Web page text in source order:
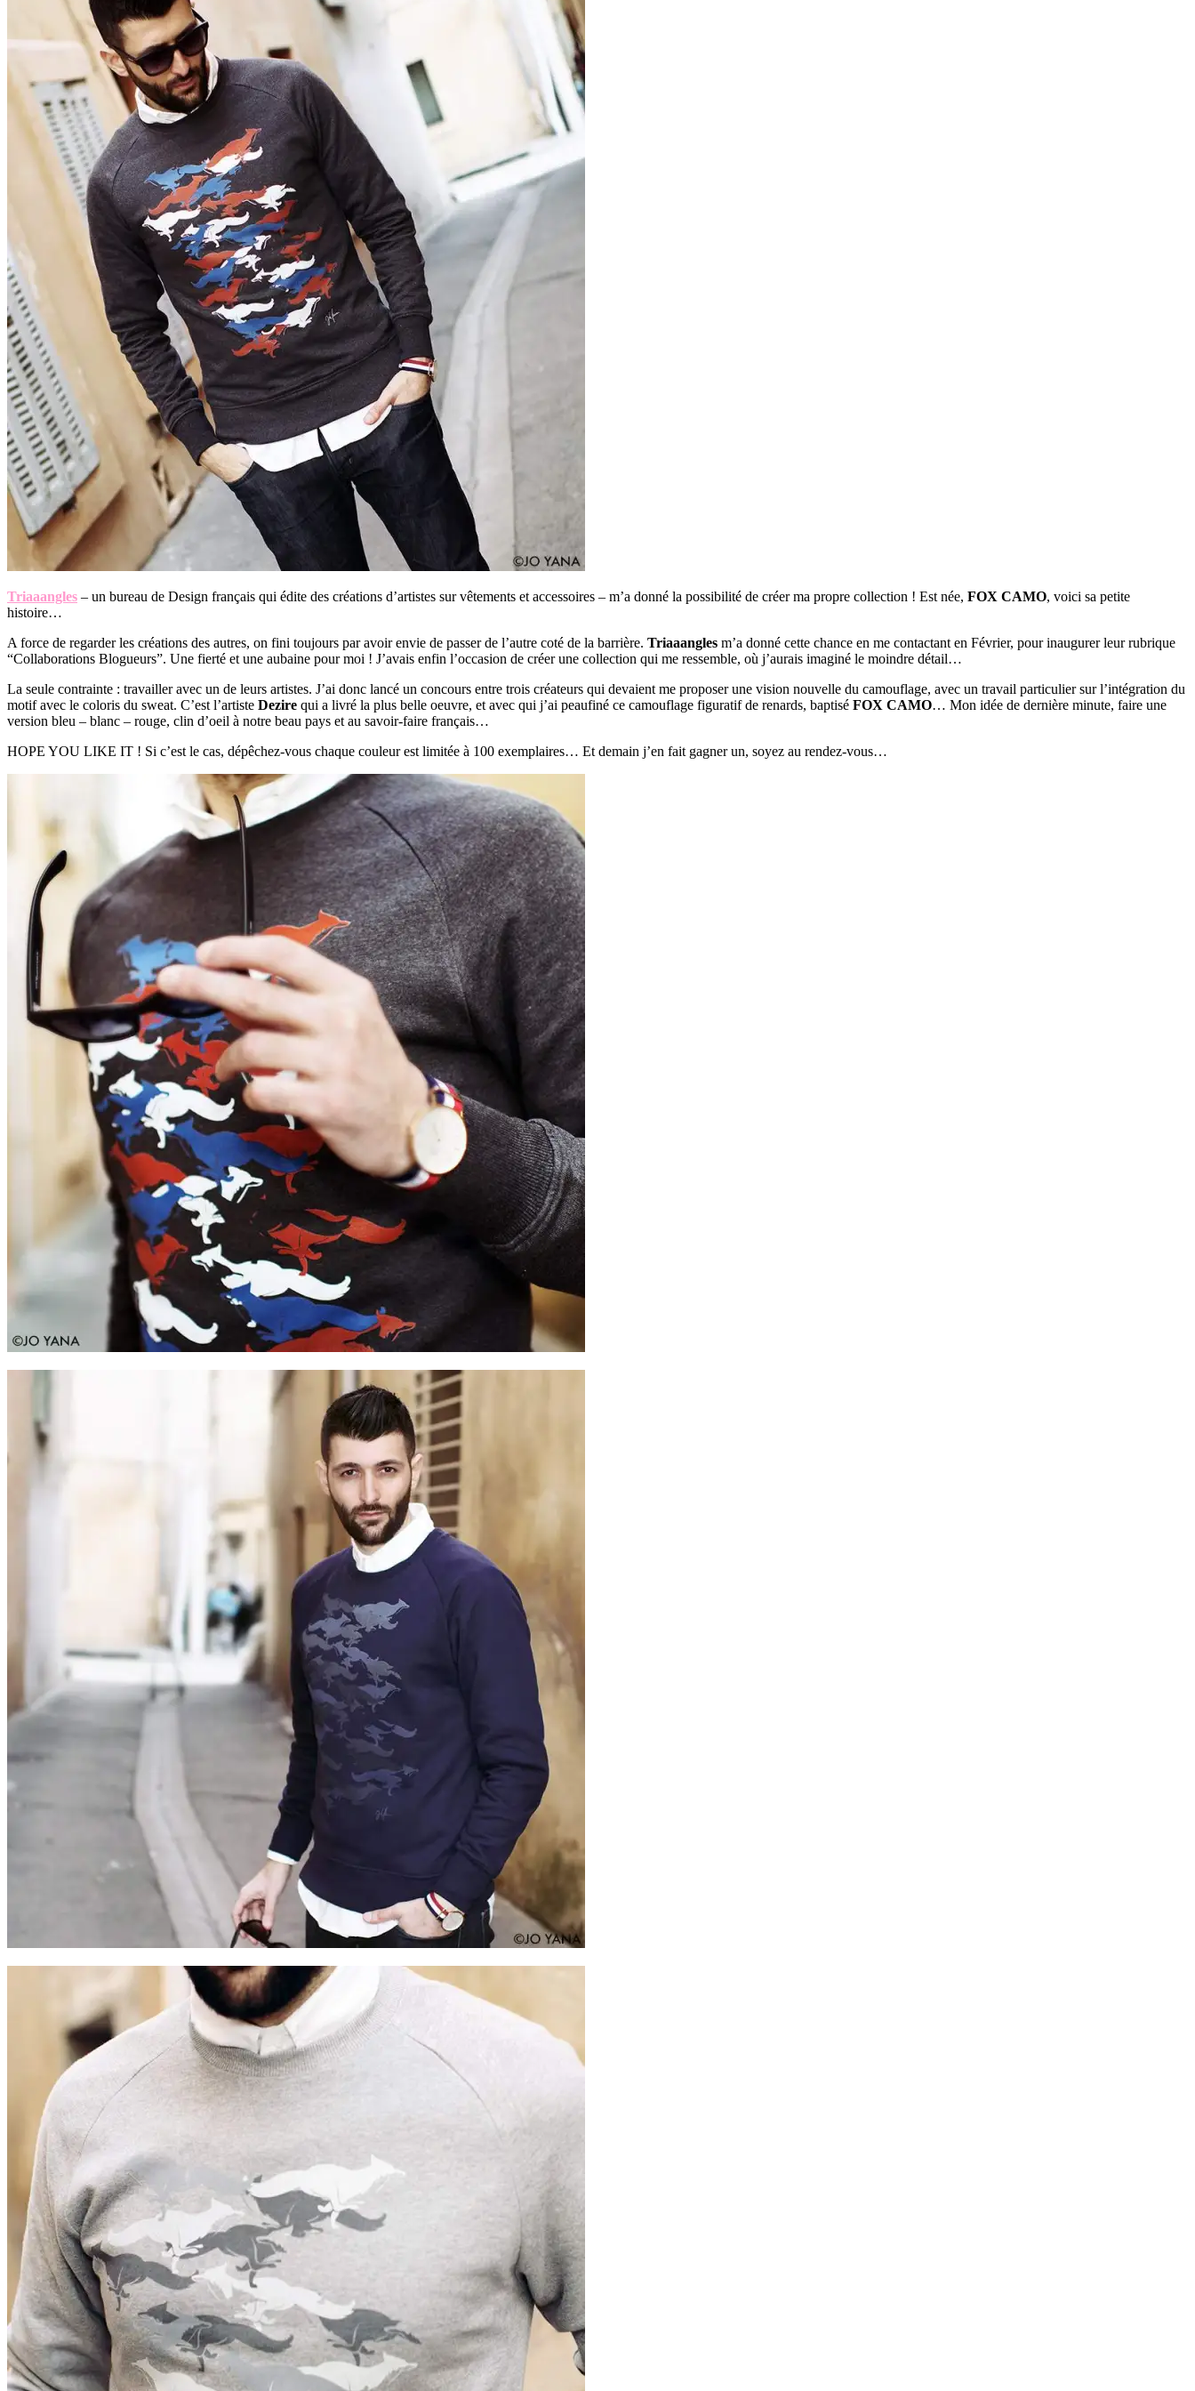
Triaaangles – un bureau de Design français qui édite des créations d’artistes sur vêtements et accessoires – m’a donné la possibilité de créer ma propre collection ! Est née, FOX CAMO, voici sa petite
histoire…
A force de regarder les créations des autres, on fini toujours par avoir envie de passer de l’autre coté de la barrière. Triaaangles m’a donné cette chance en me contactant en Février, pour inaugurer leur rubrique
“Collaborations Blogueurs”. Une fierté et une aubaine pour moi ! J’avais enfin l’occasion de créer une collection qui me ressemble, où j’aurais imaginé le moindre détail…
La seule contrainte : travailler avec un de leurs artistes. J’ai donc lancé un concours entre trois créateurs qui devaient me proposer une vision nouvelle du camouflage, avec un travail particulier sur l’intégration du
motif avec le coloris du sweat. C’est l’artiste Dezire qui a livré la plus belle oeuvre, et avec qui j’ai peaufiné ce camouflage figuratif de renards, baptisé FOX CAMO… Mon idée de dernière minute, faire une
version bleu – blanc – rouge, clin d’oeil à notre beau pays et au savoir-faire français…
HOPE YOU LIKE IT ! Si c’est le cas, dépêchez-vous chaque couleur est limitée à 100 exemplaires… Et demain j’en fait gagner un, soyez au rendez-vous…